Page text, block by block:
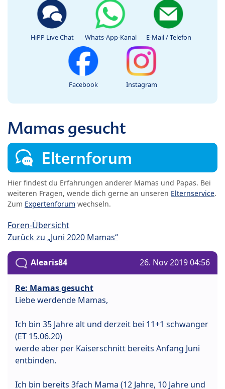
HiPP Live Chat Whats-App-Kanal E-Mail / Telefon
Facebook Instagram
Mamas gesucht
Elternforum
Hier findest du Erfahrungen anderer Mamas und Papas. Bei
weiteren Fragen, wende dich gerne an unseren Elternservice.
Zum Expertenforum wechseln.
Foren-Übersicht
Zurück zu „Juni 2020 Mamas“
Alearis84 26. Nov 2019 04:56
Re: Mamas gesucht
Liebe werdende Mamas,
Ich bin 35 Jahre alt und derzeit bei 11+1 schwanger
(ET 15.06.20)
werde aber per Kaiserschnitt bereits Anfang Juni
entbinden.
Ich bin bereits 3fach Mama (12 Jahre, 10 Jahre und